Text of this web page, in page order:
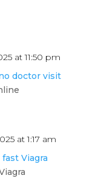
at 11:50 pm
doctor visit
at 1:17 am
fast Viagra